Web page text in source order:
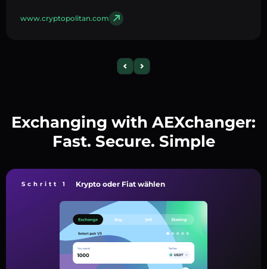
www.cryptopolitan.com
Exchanging with AEXchanger:
Fast. Secure. Simple
Schritt 1 Krypto oder Fiat wählen